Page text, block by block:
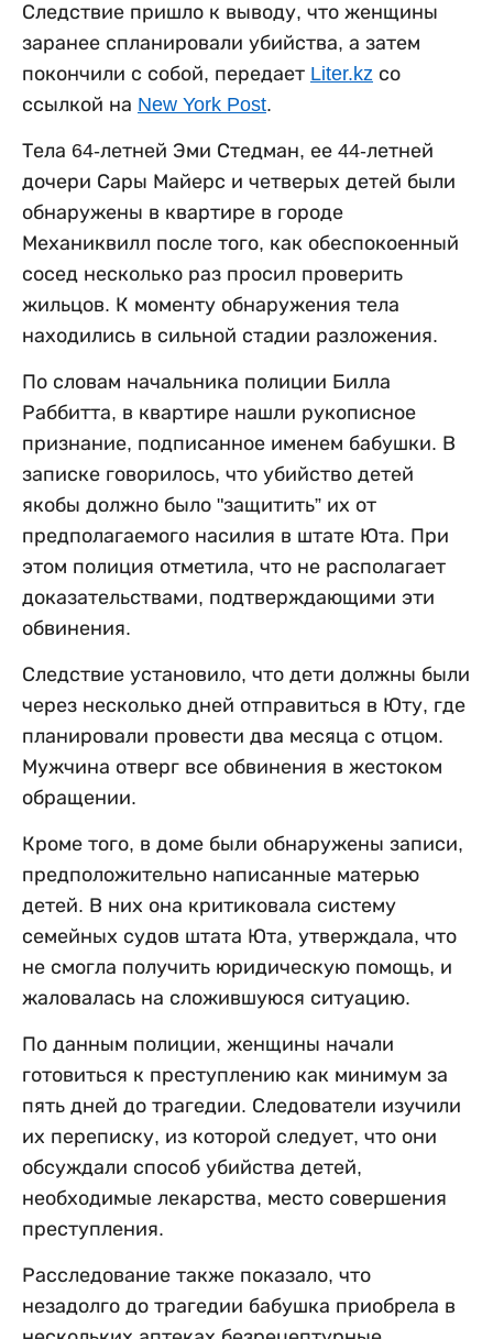
Следствие пришло к выводу, что женщины
заранее спланировали убийства, а затем
покончили с собой, передает Liter.kz со
ссылкой на New York Post.
Тела 64-летней Эми Стедман, ее 44-летней
дочери Сары Майерс и четверых детей были
обнаружены в квартире в городе
Механиквилл после того, как обеспокоенный
сосед несколько раз просил проверить
жильцов. К моменту обнаружения тела
находились в сильной стадии разложения.
По словам начальника полиции Билла
Раббитта, в квартире нашли рукописное
признание, подписанное именем бабушки. В
записке говорилось, что убийство детей
якобы должно было "защитить” их от
предполагаемого насилия в штате Юта. При
этом полиция отметила, что не располагает
доказательствами, подтверждающими эти
обвинения.
Следствие установило, что дети должны были
через несколько дней отправиться в Юту, где
планировали провести два месяца с отцом.
Мужчина отверг все обвинения в жестоком
обращении.
Кроме того, в доме были обнаружены записи,
предположительно написанные матерью
детей. В них она критиковала систему
семейных судов штата Юта, утверждала, что
не смогла получить юридическую помощь, и
жаловалась на сложившуюся ситуацию.
По данным полиции, женщины начали
готовиться к преступлению как минимум за
пять дней до трагедии. Следователи изучили
их переписку, из которой следует, что они
обсуждали способ убийства детей,
необходимые лекарства, место совершения
преступления.
Расследование также показало, что
незадолго до трагедии бабушка приобрела в